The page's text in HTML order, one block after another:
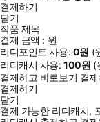
결제하기
닫기
작품 제목
결제 금액 : 원
리디포인트 사용: 0원 (
리디캐시 사용:100원 (
결제하고 바로보기 결
결제하기
닫기
결제 가능한 리디캐시,